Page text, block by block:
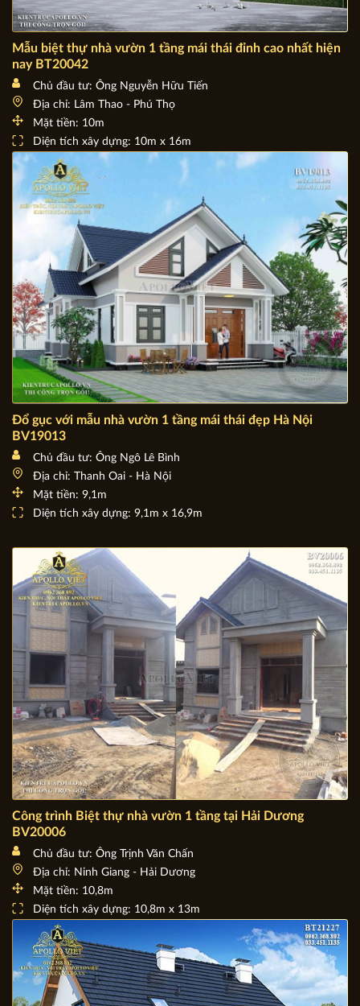
Mẫu biệt thự nhà vườn 1 tầng mái thái đỉnh cao nhất hiện
nay BT20042
Chủ đầu tư: Ông Nguyễn Hữu Tiến
Địa chỉ: Lâm Thao - Phú Thọ
Mặt tiền: 10m
Diện tích xây dựng: 10m x 16m
Đổ gục với mẫu nhà vườn 1 tầng mái thái đẹp Hà Nội
BV19013
Chủ đầu tư: Ông Ngô Lê Bình
Địa chỉ: Thanh Oai - Hà Nội
Mặt tiền: 9,1m
Diện tích xây dựng: 9,1m x 16,9m
Công trình Biệt thự nhà vườn 1 tầng tại Hải Dương
BV20006
Chủ đầu tư: Ông Trịnh Văn Chấn
Địa chỉ: Ninh Giang - Hải Dương
Mặt tiền: 10,8m
Diện tích xây dựng: 10,8m x 13m